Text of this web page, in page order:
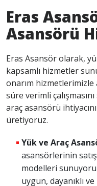
Eras
Asansörü
Eras Asansör olarak,
kapsamlı hizmetler
onarım
süre verimli
araç asansörü
üretiyoruz.
Yük ve Araç
asansörlerinin
modelleri
uygun, dayanıklı